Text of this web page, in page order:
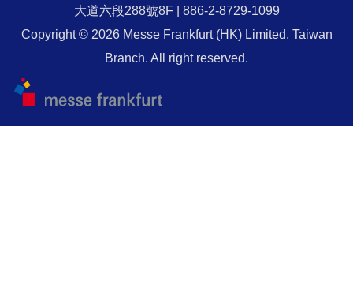
大道六段288號8F | 886-2-8729-1099
Copyright © 2026 Messe Frankfurt (HK) Limited, Taiwan
Branch. All right reserved.